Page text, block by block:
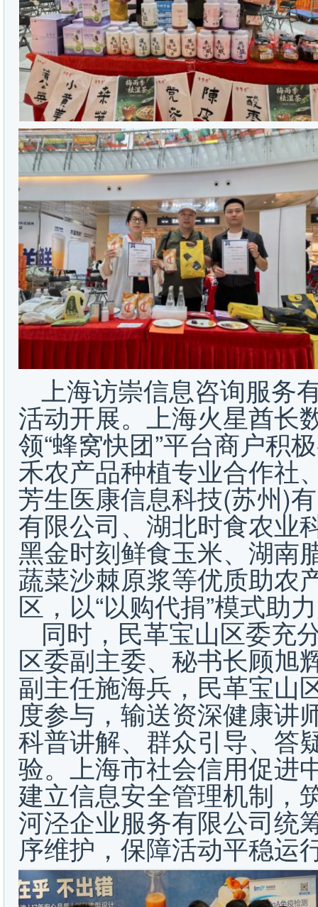
上海访崇信息咨询服务
活动开展。上海火星酋长
领“蜂窝快团”平台商户积
禾农产品种植专业合作社
芳生医康信息科技(苏州)
有限公司、湖北时食农业
黑金时刻鲜食玉米、湖南
蔬菜沙棘原浆等优质助农
区，以“以购代捐”模式助
同时，民革宝山区委充
区委副主委、秘书长顾旭
副主任施海兵，民革宝山
度参与，输送资深健康讲
科普讲解、群众引导、答
验。上海市社会信用促进
建立信息安全管理机制，
河泾企业服务有限公司统
序维护，保障活动平稳运